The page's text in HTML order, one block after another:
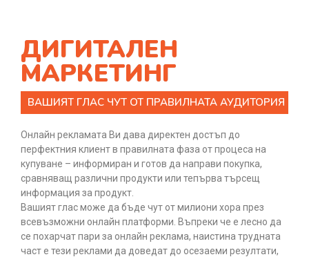
ДИГИТАЛЕН
МАРКЕТИНГ
ВАШИЯТ ГЛАС ЧУТ ОТ ПРАВИЛНАТА АУДИТОРИЯ
Онлайн рекламата Ви дава директен достъп до
перфектния клиент в правилната фаза от процеса на
купуване – информиран и готов да направи покупка,
сравняващ различни продукти или тепърва търсещ
информация за продукт.
Вашият глас може да бъде чут от милиони хора през
всевъзможни онлайн платформи. Въпреки че е лесно да
се похарчат пари за онлайн реклама, наистина трудната
част е тези реклами да доведат до осезаеми резултати,